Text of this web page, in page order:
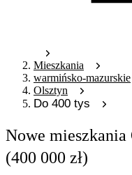
Mieszkania
warmińsko-mazurskie
Olsztyn
Do 400 tys
Nowe mieszkania
(400 000 zł)